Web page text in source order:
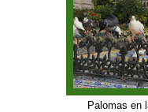
Palomas en